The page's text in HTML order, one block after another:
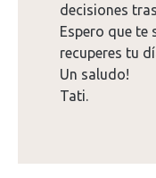
decisiones
Espero que te
recuperes tu
Un saludo!
Tati.